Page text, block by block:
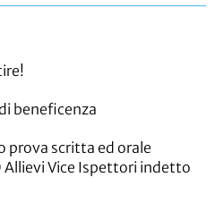
beneficenza
prova scritta ed orale
Vice Ispettori indetto